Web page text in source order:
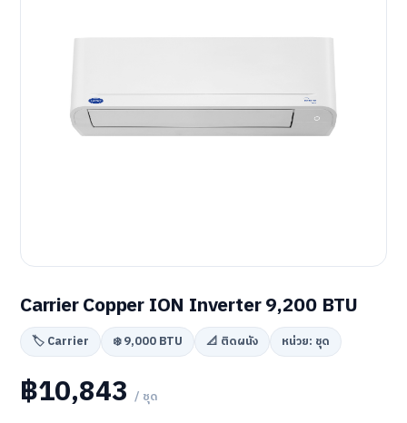
Carrier Copper ION Inverter 9,200 BTU
🏷️ Carrier ❄️ 9,000 BTU 📐 ติดผนัง หน่วย: ชุด
฿10,843 / ชุด